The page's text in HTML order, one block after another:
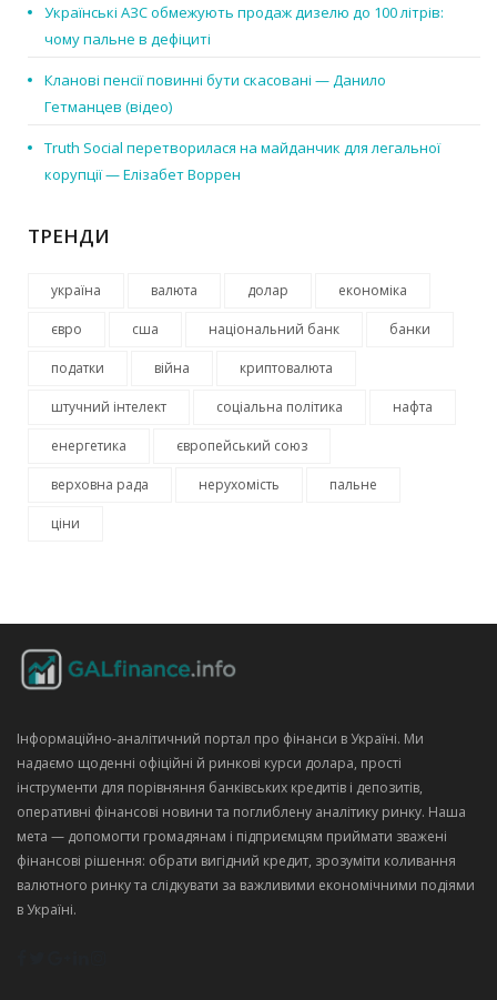
Українські АЗС обмежують продаж дизелю до 100 літрів:
чому пальне в дефіциті
Кланові пенсії повинні бути скасовані — Данило
Гетманцев (відео)
Truth Social перетворилася на майданчик для легальної
корупції — Елізабет Воррен
ТРЕНДИ
україна валюта долар економіка
євро сша національний банк банки
податки війна криптовалюта
штучний інтелект соціальна політика нафта
енергетика європейський союз
верховна рада нерухомість пальне
ціни
Інформаційно‑аналітичний портал про фінанси в Україні. Ми
надаємо щоденні офіційні й ринкові курси долара, прості
інструменти для порівняння банківських кредитів і депозитів,
оперативні фінансові новини та поглиблену аналітику ринку. Наша
мета — допомогти громадянам і підприємцям приймати зважені
фінансові рішення: обрати вигідний кредит, зрозуміти коливання
валютного ринку та слідкувати за важливими економічними подіями
в Україні.